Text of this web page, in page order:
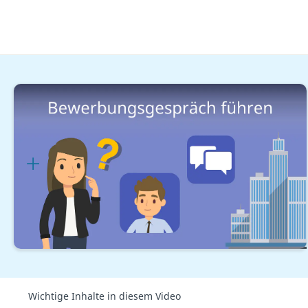
Karrieretipps Rund um den Bewerbungsprozess
Fragen Vorstellungsgespräch
Lernplan
Übersicht Fragen Vorstellungsgespräch Arbeitgeber
Wichtige Inhalte in diesem Video